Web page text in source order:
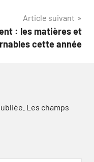
Article suivant
: les matières et
cette année
Les champs